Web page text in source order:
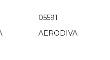
05591
AERODIVA